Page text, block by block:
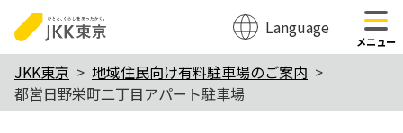
のページの本文へ移動
Language
メニュー
JKK東京
地域住民向け有料駐車場のご案内
都営日野栄町二丁目アパート駐車場